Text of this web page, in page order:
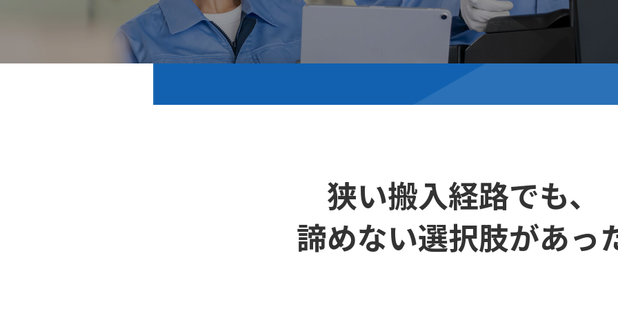
狭い搬入経路でも、
諦めない選択肢があっ